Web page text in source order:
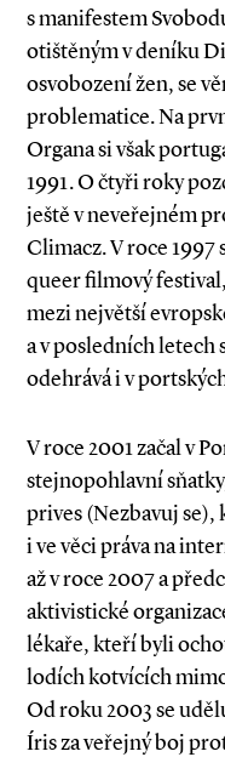
s manifestem
otištěným v deníku
osvobození žen, se
problematice. Na
Organa si však
1991. O čtyři roky
ještě v neveřejném
Climacz. V roce
queer filmový
mezi největší
a v posledních letech
odehrává i v
V roce 2001 začal v
stejnopohlavní
prives (Nezbavuj se),
i ve věci práva na
až v roce 2007 a
aktivistické
lékaře, kteří byli
lodích kotvících
Od roku 2003 se
Íris za veřejný boj